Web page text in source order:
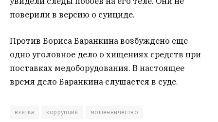
поверили в версию о суициде.
Против Бориса Баранкина возбуждено еще
одно уголовное дело о хищениях средств при
поставках медоборудования. В настоящее
время дело Баранкина слушается в суде.
взятка коррупция мошенничество